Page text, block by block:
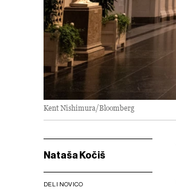
Kent Nishimura/Bloomberg
Nataša Kočiš
DELI NOVICO